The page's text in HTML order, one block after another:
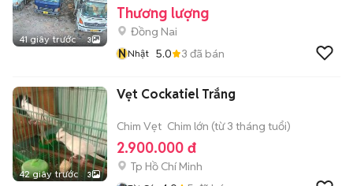
41 giây trước 3
Thương lượng
Đồng Nai
NNhật 5.0 3 đã bán
42 giây trước 3
Vẹt Cockatiel Trắng
Chim Vẹt Chim lớn (từ 3 tháng tuổi)
2.900.000 đ
Tp Hồ Chí Minh